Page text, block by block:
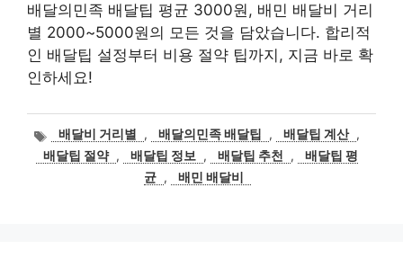
배달의민족 배달팁 평균 3000원, 배민 배달비 거리
별 2000~5000원의 모든 것을 담았습니다. 합리적
인 배달팁 설정부터 비용 절약 팁까지, 지금 바로 확
인하세요!
태
그
배달비 거리별 , 배달의민족 배달팁 , 배달팁 계산 ,
배달팁 절약 , 배달팁 정보 , 배달팁 추천 ,
배달팁 평
균 , 배민 배달비